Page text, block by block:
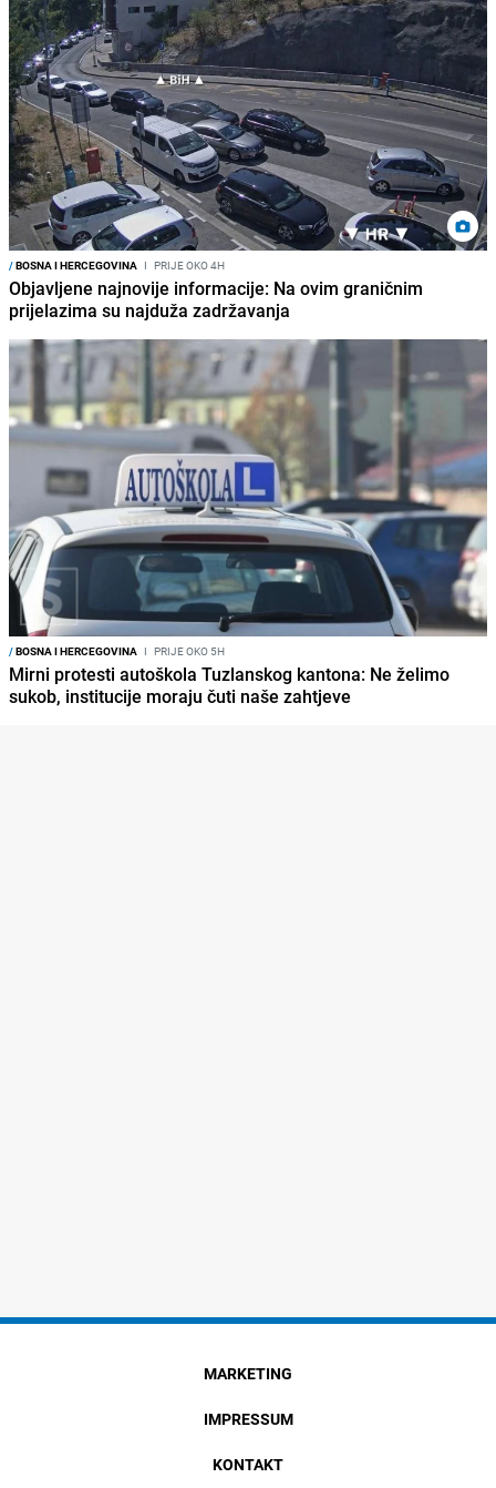
/BOSNA I HERCEGOVINA I PRIJE OKO 4H
Objavljene najnovije informacije: Na ovim graničnim
prijelazima su najduža zadržavanja
/BOSNA I HERCEGOVINA I PRIJE OKO 5H
Mirni protesti autoškola Tuzlanskog kantona: Ne želimo
sukob, institucije moraju čuti naše zahtjeve
MARKETING
IMPRESSUM
KONTAKT